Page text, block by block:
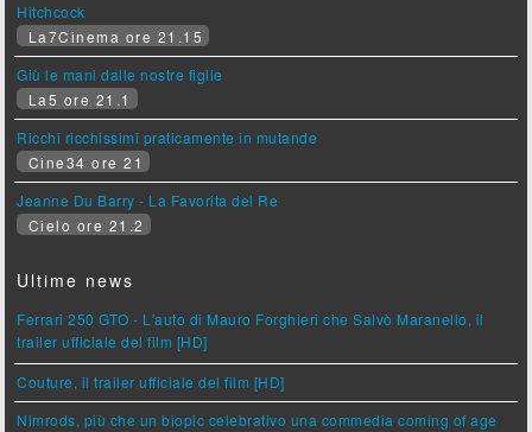
Hitchcock
La7Cinema ore 21.15
Giù le mani dalle nostre figlie
La5 ore 21.1
Ricchi ricchissimi praticamente in mutande
Cine34 ore 21
Jeanne Du Barry - La Favorita del Re
Cielo ore 21.2
Ultime news
Ferrari 250 GTO - L'auto di Mauro Forghieri che Salvò Maranello, il
trailer ufficiale del film [HD]
Couture, il trailer ufficiale del film [HD]
Nimrods, più che un biopic celebrativo una commedia coming of age